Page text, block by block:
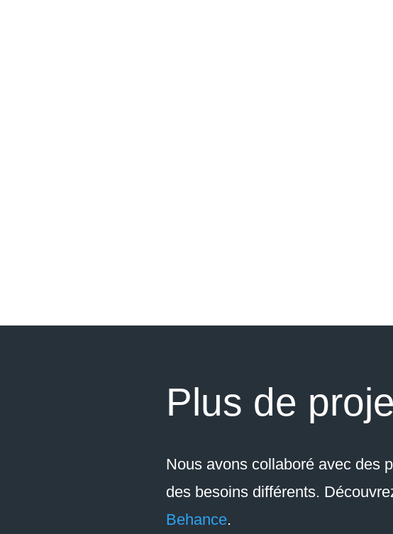
Plus de
Nous avons collaboré avec des
des besoins différents.
Behance.